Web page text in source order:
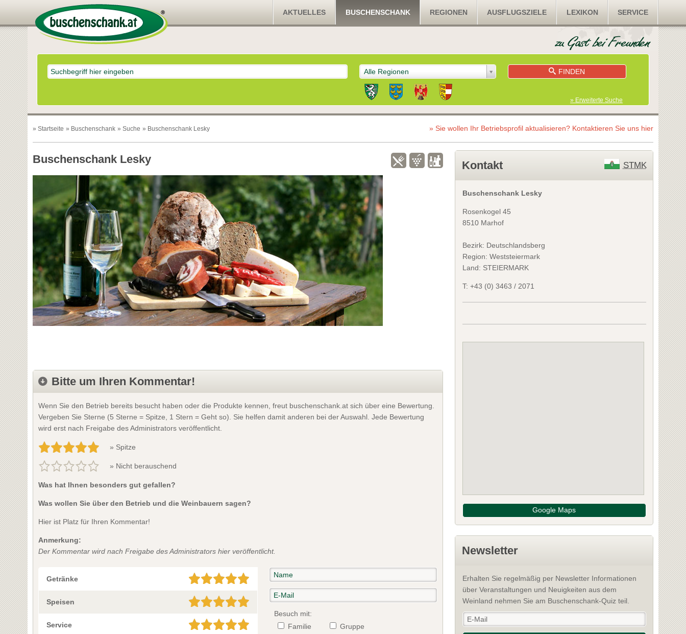
AKTUELLES BUSCHENSCHANK REGIONEN AUSFLUGSZIELE LEXIKON SERVICE
Alle Regionen FINDEN
» Erweiterte Suche
» Startseite » Buschenschank » Suche » Buschenschank Lesky
Buschenschank Lesky
Bitte um Ihren Kommentar!
Wenn Sie den Betrieb bereits besucht haben oder die Produkte kennen, freut buschenschank.at sich über eine Bewertung.
Vergeben Sie Sterne (5 Sterne = Spitze, 1 Stern = Geht so). Sie helfen damit anderen bei der Auswahl. Jede Bewertung
wird erst nach Freigabe des Administrators veröffentlicht.
» Spitze
» Nicht berauschend
Was hat Ihnen besonders gut gefallen?
Was wollen Sie über den Betrieb und die Weinbauern sagen?
Hier ist Platz für Ihren Kommentar!
Anmerkung:
Der Kommentar wird nach Freigabe des Administrators hier veröffentlicht.
Getränke
Speisen
Service
Besuch mit:
Familie
Gruppe
» Sie wollen Ihr Betriebsprofil aktualisieren? Kontaktieren Sie uns hier
Kontakt STMK
Buschenschank Lesky
Rosenkogel 45
8510 Marhof
Bezirk: Deutschlandsberg
Region: Weststeiermark
Land: STEIERMARK
T: +43 (0) 3463 / 2071
Google Maps
Newsletter
Erhalten Sie regelmäßig per Newsletter Informationen
über Veranstaltungen und Neuigkeiten aus dem
Weinland nehmen Sie am Buschenschank-Quiz teil.